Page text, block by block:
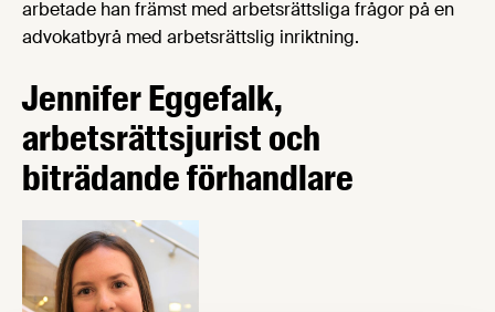
arbetade han främst med arbetsrättsliga frågor på en
advokatbyrå med arbetsrättslig inriktning.
Jennifer Eggefalk,
arbetsrättsjurist och
biträdande förhandlare